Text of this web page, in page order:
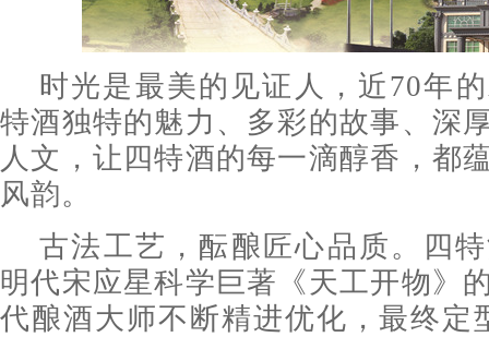
时光是最美的见证人，近70年
特酒独特的魅力、多彩的故事、深
人文，让四特酒的每一滴醇香，都
风韵。
古法工艺，酝酿匠心品质。四
明代宋应星科学巨著《天工开物》
代酿酒大师不断精进优化，最终定